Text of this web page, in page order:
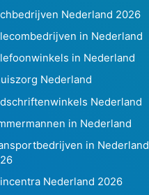
Nederland 2026
in Nederland
in Nederland
Nederland
Nederland
in Nederland
in Nederland
Nederland 2026